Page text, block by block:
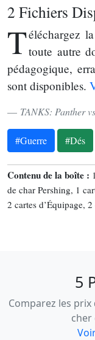
2 Fichiers
Téléchargez
toute autre
pédagogique,
sont disponibles.
TANKS: Panther
#Guerre #Dés
Contenu de la boîte :
de char Pershing, 1
2 cartes d’Équipage,
5
Comparez les
cher